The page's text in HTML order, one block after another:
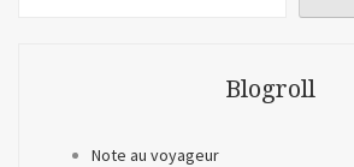
Blogroll
Note au voyageur